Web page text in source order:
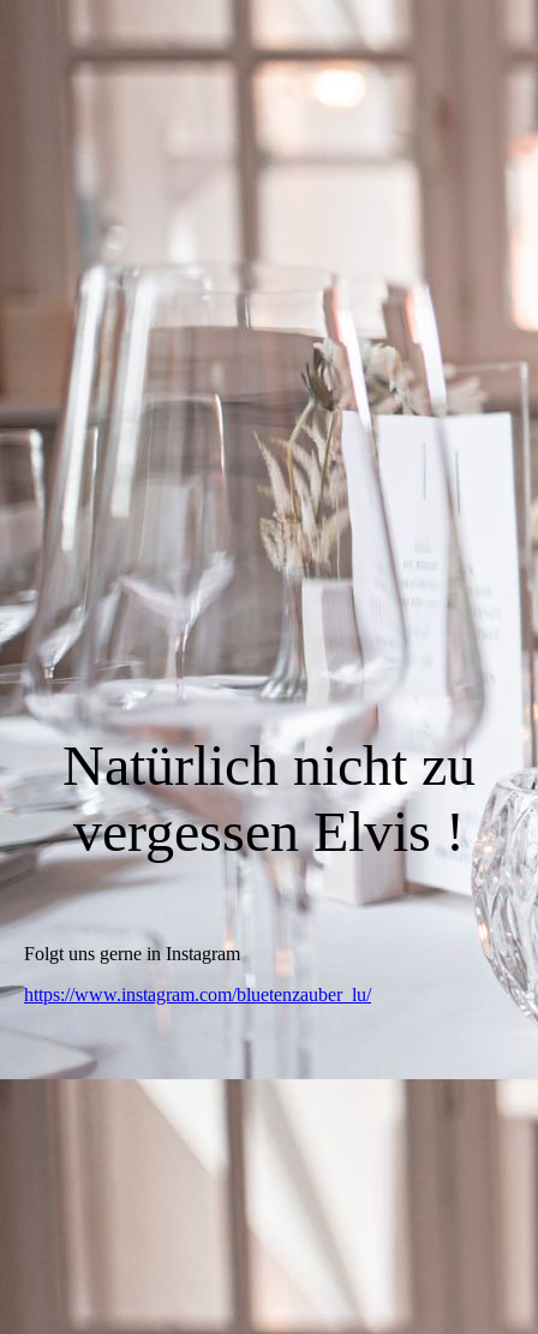
FD4D1104-3425-4AFB-951F-B992B19799D6-qzkec-prnwbg
Natürlich nicht zu
vergessen Elvis !
Folgt uns gerne in Instagram
https://www.instagram.com/bluetenzauber_lu/